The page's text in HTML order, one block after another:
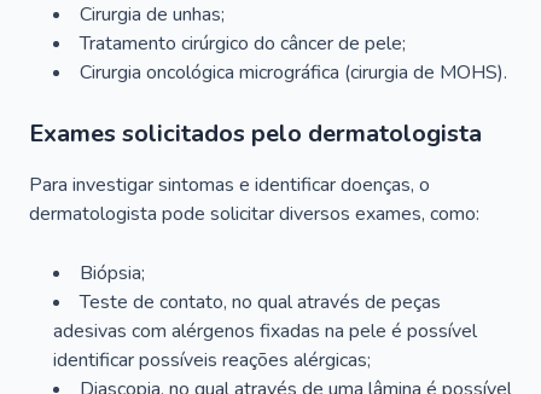
Cirurgia de unhas;
Tratamento cirúrgico do câncer de pele;
Cirurgia oncológica micrográfica (cirurgia de MOHS).
Exames solicitados pelo dermatologista
Para investigar sintomas e identificar doenças, o
dermatologista pode solicitar diversos exames, como:
Biópsia;
Teste de contato, no qual através de peças
adesivas com alérgenos fixadas na pele é possível
identificar possíveis reações alérgicas;